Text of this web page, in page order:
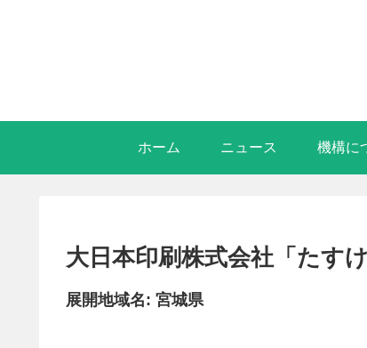
ホーム ニュース 機構に
大日本印刷株式会社「たす
展開地域名: 宮城県